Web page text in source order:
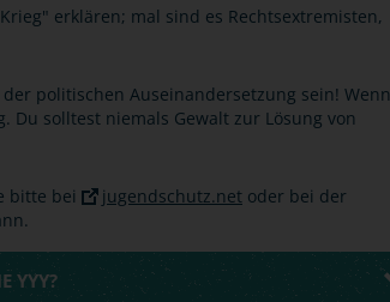
erklären; mal sind es Rechtsextremisten,
politischen Auseinandersetzung sein! Wenn
solltest niemals Gewalt zur Lösung von
bitte bei jugendschutz.net oder bei der
YYY?